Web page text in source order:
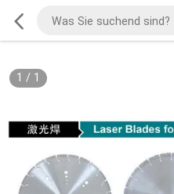
1 / 1